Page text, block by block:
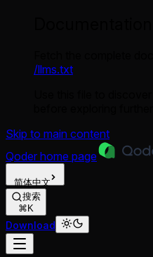
/llms.txt
Skip to main content
Qoder home page
简体中文
搜索
⌘K
Download